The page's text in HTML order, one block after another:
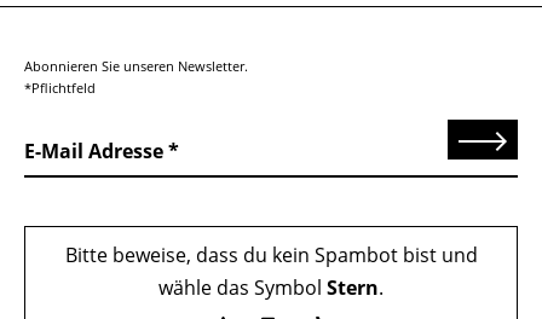
Abonnieren Sie unseren Newsletter.
*Pflichtfeld
E-Mail Adresse Senden
Bitte beweise, dass du kein Spambot bist und
wähle das Symbol Stern.